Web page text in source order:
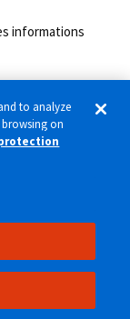
informations
of contact
E.Leclerc
Seine
to analyze
on